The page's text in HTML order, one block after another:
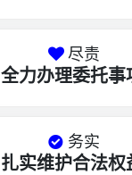
尽责
全力办理委托事
务实
扎实维护合法权